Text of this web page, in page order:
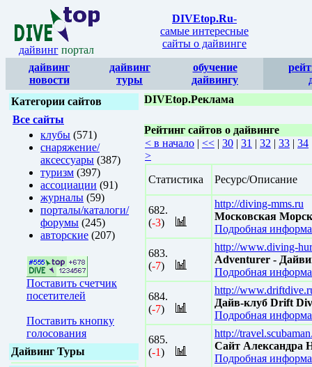
дайвинг портал
DIVEtop.Ru-
самые интересные
сайты о дайвинге
дайвинг
новости
дайвинг
туры
обучение
дайвингу
Категории сайтов
Все сайты
клубы (571)
снаряжение/
аксессуары (387)
туризм (397)
ассоциации (91)
журналы (59)
порталы/каталоги/
форумы (245)
авторские (207)
Поставить счетчик
посетителей
Поставить кнопку
голосования
Дайвинг Туры
DIVEtop.Реклама
Рейтинг сайтов о дайвинге
< в начало | << | 30 | 31 | 32 | 33 | 34
>
Статистика
Ресурс/Описание
682.
(-3)
http://diving-mms.ru
Московская
Подробная
683.
(-7)
http://www.diving-
Adventurer -
Подробная
684.
(-7)
http://
Дайв-клуб Drift
Подробная
685.
(-1)
http://
Сайт Александра
Подробная